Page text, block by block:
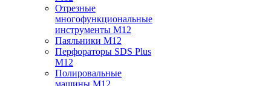
Отрезные
многофункциональные
инструменты M12
Паяльники M12
Перфораторы SDS Plus
M12
Полировальные
машины M12